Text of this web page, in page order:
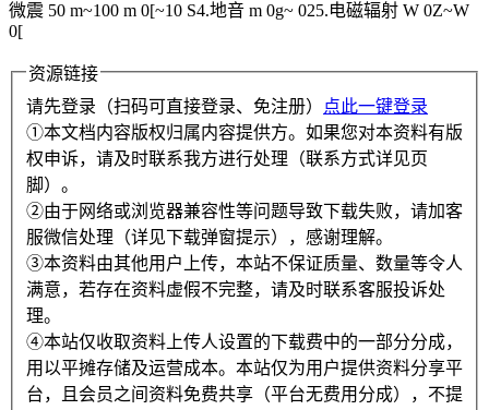
微震 50 m~100 m 0[~10 S4.地音 m 0g~ 025.电磁辐射 W 0Z~W
0[
资源链接
请先登录（扫码可直接登录、免注册）
点此一键登录
①本文档内容版权归属内容提供方。如果您对本资料有版
权申诉，请及时联系我方进行处理（联系方式详见页
脚）。
②由于网络或浏览器兼容性等问题导致下载失败，请加客
服微信处理（详见下载弹窗提示），感谢理解。
③本资料由其他用户上传，本站不保证质量、数量等令人
满意，若存在资料虚假不完整，请及时联系客服投诉处
理。
④本站仅收取资料上传人设置的下载费中的一部分分成，
用以平摊存储及运营成本。本站仅为用户提供资料分享平
台，且会员之间资料免费共享（平台无费用分成），不提